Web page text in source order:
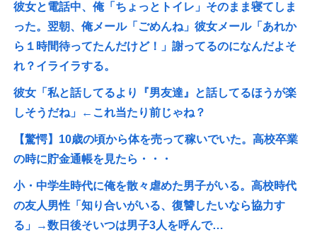
彼女と電話中、俺「ちょっとトイレ」そのまま寝てしま
った。翌朝、俺メール「ごめんね」彼女メール「あれか
ら１時間待ってたんだけど！」謝ってるのになんだよそ
れ？イライラする。
彼女「私と話してるより『男友達』と話してるほうが楽
しそうだね」←これ当たり前じゃね？
【驚愕】10歳の頃から体を売って稼いでいた。高校卒業
の時に貯金通帳を見たら・・・
小・中学生時代に俺を散々虐めた男子がいる。高校時代
の友人男性「知り合いがいる、復讐したいなら協力す
る」→数日後そいつは男子3人を呼んで…